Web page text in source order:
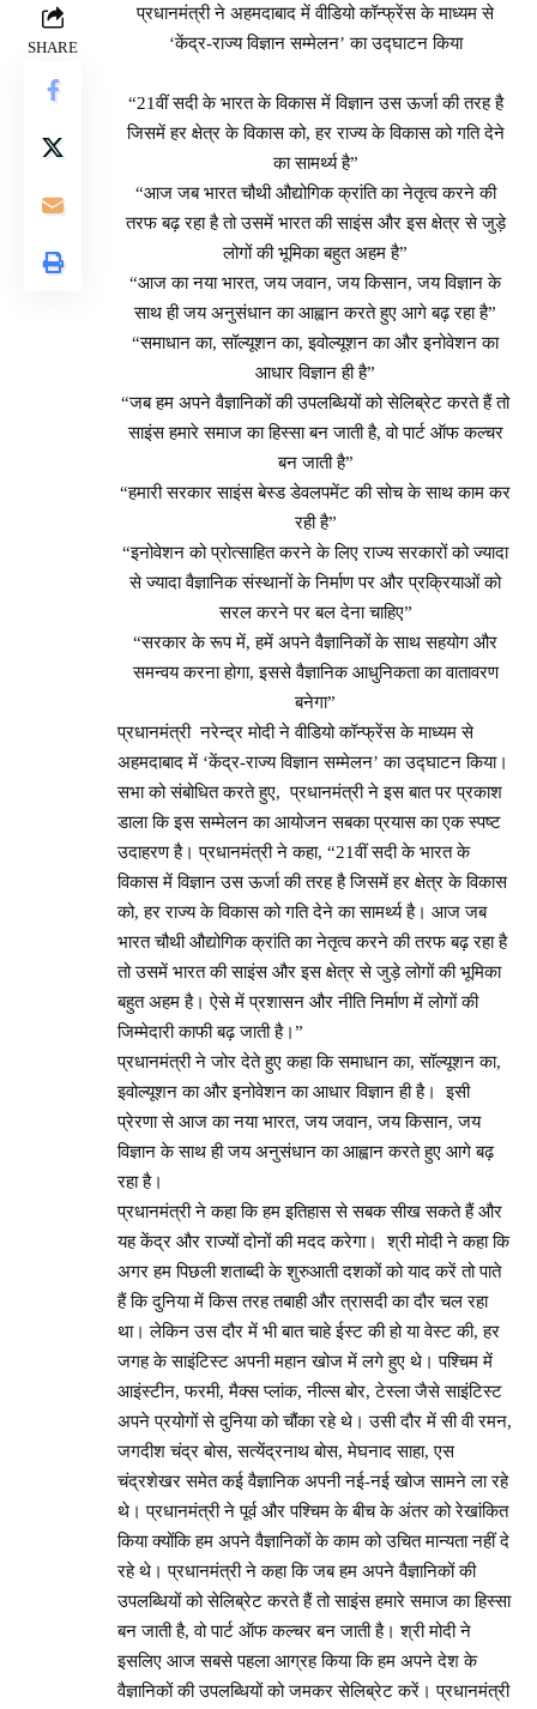
SHARE
प्रधानमंत्री ने अहमदाबाद में वीडियो कॉन्‍फ्रेंस के माध्यम से
‘केंद्र-राज्य विज्ञान सम्मेलन’ का उद्घाटन किया
“21वीं सदी के भारत के विकास में विज्ञान उस ऊर्जा की तरह है
जिसमें हर क्षेत्र के विकास को, हर राज्य के विकास को गति देने
का सामर्थ्य है”
“आज जब भारत चौथी औद्योगिक क्रांति का नेतृत्व करने की
तरफ बढ़ रहा है तो उसमें भारत की साइंस और इस क्षेत्र से जुड़े
लोगों की भूमिका बहुत अहम है”
“आज का नया भारत, जय जवान, जय किसान, जय विज्ञान के
साथ ही जय अनुसंधान का आह्वान करते हुए आगे बढ़ रहा है”
“समाधान का, सॉल्यूशन का, इवोल्यूशन का और इनोवेशन का
आधार विज्ञान ही है”
“जब हम अपने वैज्ञानिकों की उपलब्धियों को सेलिब्रेट करते हैं तो
साइंस हमारे समाज का हिस्सा बन जाती है, वो पार्ट ऑफ कल्चर
बन जाती है”
“हमारी सरकार साइंस बेस्ड डेवलपमेंट की सोच के साथ काम कर
रही है”
“इनोवेशन को प्रोत्साहित करने के लिए राज्य सरकारों को ज्यादा
से ज्यादा वैज्ञानिक संस्थानों के निर्माण पर और प्रक्रियाओं को
सरल करने पर बल देना चाहिए”
“सरकार के रूप में, हमें अपने वैज्ञानिकों के साथ सहयोग और
समन्वय करना होगा, इससे वैज्ञानिक आधुनिकता का वातावरण
बनेगा”
प्रधानमंत्री नरेन्द्र मोदी ने वीडियो कॉन्फ्रेंस के माध्यम से
अहमदाबाद में ‘केंद्र-राज्य विज्ञान सम्मेलन’ का उद्घाटन किया।
सभा को संबोधित करते हुए, प्रधानमंत्री ने इस बात पर प्रकाश
डाला कि इस सम्मेलन का आयोजन सबका प्रयास का एक स्पष्ट
उदाहरण है। प्रधानमंत्री ने कहा, “21वीं सदी के भारत के
विकास में विज्ञान उस ऊर्जा की तरह है जिसमें हर क्षेत्र के विकास
को, हर राज्य के विकास को गति देने का सामर्थ्य है। आज जब
भारत चौथी औद्योगिक क्रांति का नेतृत्व करने की तरफ बढ़ रहा है
तो उसमें भारत की साइंस और इस क्षेत्र से जुड़े लोगों की भूमिका
बहुत अहम है। ऐसे में प्रशासन और नीति निर्माण में लोगों की
जिम्मेदारी काफी बढ़ जाती है।”
प्रधानमंत्री ने जोर देते हुए कहा कि समाधान का, सॉल्यूशन का,
इवोल्यूशन का और इनोवेशन का आधार विज्ञान ही है। इसी
प्रेरणा से आज का नया भारत, जय जवान, जय किसान, जय
विज्ञान के साथ ही जय अनुसंधान का आह्वान करते हुए आगे बढ़
रहा है।
प्रधानमंत्री ने कहा कि हम इतिहास से सबक सीख सकते हैं और
यह केंद्र और राज्यों दोनों की मदद करेगा। श्री मोदी ने कहा कि
अगर हम पिछली शताब्दी के शुरुआती दशकों को याद करें तो पाते
हैं कि दुनिया में किस तरह तबाही और त्रासदी का दौर चल रहा
था। लेकिन उस दौर में भी बात चाहे ईस्ट की हो या वेस्ट की, हर
जगह के साइंटिस्ट अपनी महान खोज में लगे हुए थे। पश्चिम में
आइंस्टीन, फरमी, मैक्स प्लांक, नील्स बोर, टेस्ला जैसे साइंटिस्ट
अपने प्रयोगों से दुनिया को चौंका रहे थे। उसी दौर में सी वी रमन,
जगदीश चंद्र बोस, सत्येंद्रनाथ बोस, मेघनाद साहा, एस
चंद्रशेखर समेत कई वैज्ञानिक अपनी नई-नई खोज सामने ला रहे
थे। प्रधानमंत्री ने पूर्व और पश्चिम के बीच के अंतर को रेखांकित
किया क्योंकि हम अपने वैज्ञानिकों के काम को उचित मान्यता नहीं दे
रहे थे। प्रधानमंत्री ने कहा कि जब हम अपने वैज्ञानिकों की
उपलब्धियों को सेलिब्रेट करते हैं तो साइंस हमारे समाज का हिस्सा
बन जाती है, वो पार्ट ऑफ कल्चर बन जाती है। श्री मोदी ने
इसलिए आज सबसे पहला आग्रह किया कि हम अपने देश के
वैज्ञानिकों की उपलब्धियों को जमकर सेलिब्रेट करें। प्रधानमंत्री